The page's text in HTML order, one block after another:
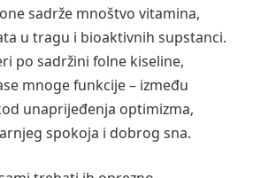
sadrže mnoštvo vitamina,
u tragu i bioaktivnih supstanci.
po sadržini folne kiseline,
mnoge funkcije – između
unaprijeđenja optimizma,
spokoja i dobrog sna.